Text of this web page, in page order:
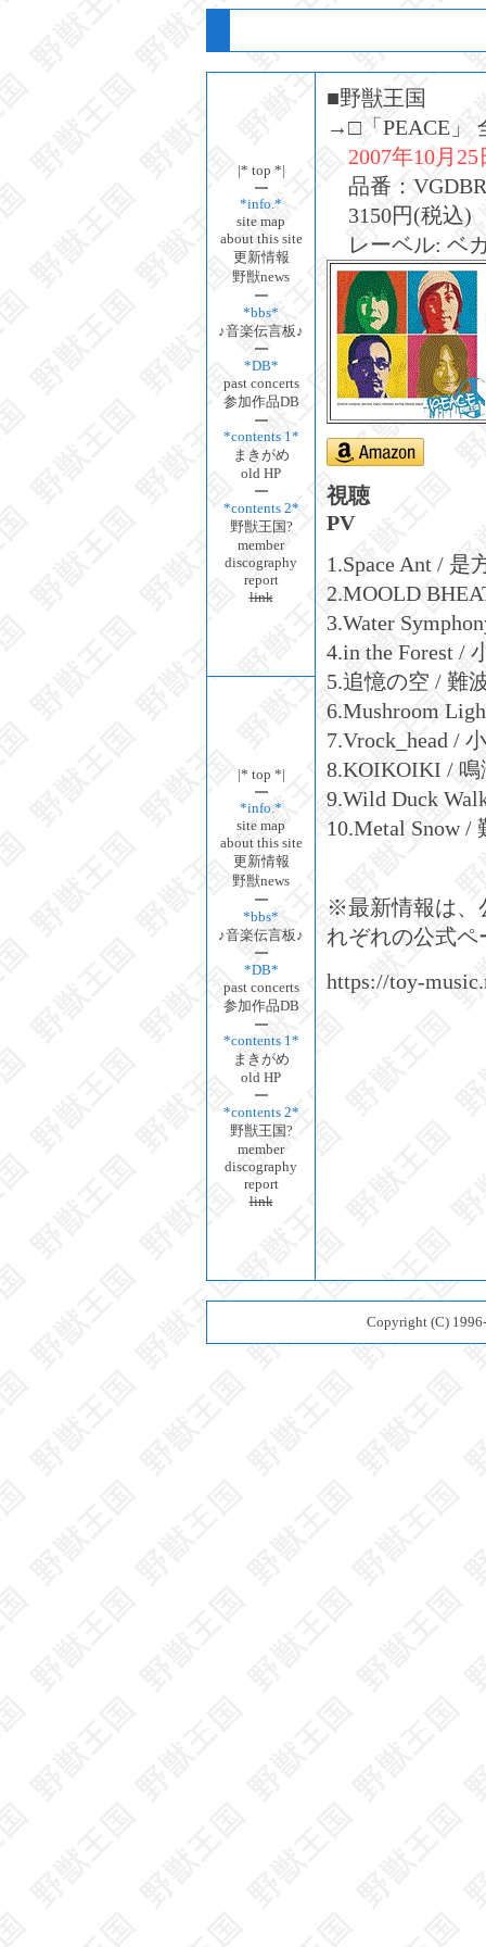
|* top *|
*info.*
site map
about this site
更新情報
野獣news
*bbs*
♪音楽伝言板♪
*DB*
past concerts
参加作品DB
*contents 1*
まきがめ
old HP
*contents 2*
野獣王国?
member
discography
report
link
■野獣王国
→□「PEACE」
2007年10月
品番：
3150円(税込)
レーベル: ベ
視聴
PV
1.Space Ant / 是
2.MOOLD
3.Water
4.in the Forest /
5.追憶の空 / 難
6.Mushroom
7.Vrock_head /
8.KOIKOIKI / 鳴
9.Wild Duck
10.Metal Snow /
※最新情報は、
れぞれの公式
https://toy-
|* top *|
*info.*
site map
about this site
更新情報
野獣news
*bbs*
♪音楽伝言板♪
*DB*
past concerts
参加作品DB
*contents 1*
まきがめ
old HP
*contents 2*
野獣王国?
member
discography
report
link
Copyright (C)